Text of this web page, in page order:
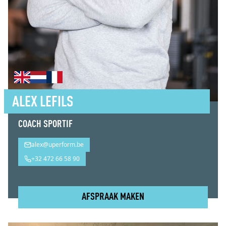
ALEX LEFILS
COACH SPORTIF
alex@uperform.be
+32 472 66 58 90
AFSPRAAK MAKEN